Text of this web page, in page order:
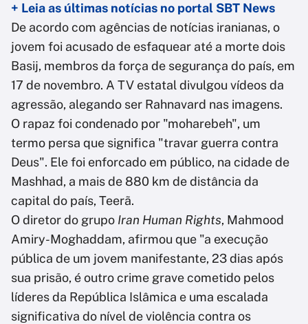
+ Leia as últimas notícias no portal SBT News
De acordo com agências de notícias iranianas, o
jovem foi acusado de esfaquear até a morte dois
Basij, membros da força de segurança do país, em
17 de novembro. A TV estatal divulgou vídeos da
agressão, alegando ser Rahnavard nas imagens.
O rapaz foi condenado por "moharebeh", um
termo persa que significa "travar guerra contra
Deus". Ele foi enforcado em público, na cidade de
Mashhad, a mais de 880 km de distância da
capital do país, Teerã.
O diretor do grupo Iran Human Rights, Mahmood
Amiry-Moghaddam, afirmou que "a execução
pública de um jovem manifestante, 23 dias após
sua prisão, é outro crime grave cometido pelos
líderes da República Islâmica e uma escalada
significativa do nível de violência contra os